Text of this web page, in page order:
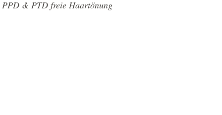
PPD & PTD freie Haartönung